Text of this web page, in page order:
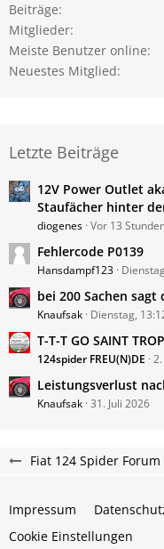
Beiträge
Mitglieder
Meiste Benutzer online
Neuestes Mitglied
Letzte Beiträge
12V Power Outlet
Staufächer hinter
diogenes Vor 13
Fehlercode P0139
Hansdampf123
bei 200 Sachen sagt
Knaufsak Dienstag,
T-T-T GO SAINT
124spider FREU(N)DE
Leistungsverlust
Knaufsak 31. Juli 2026
Fiat 124 Spider Forum
Impressum
Cookie Einstellungen